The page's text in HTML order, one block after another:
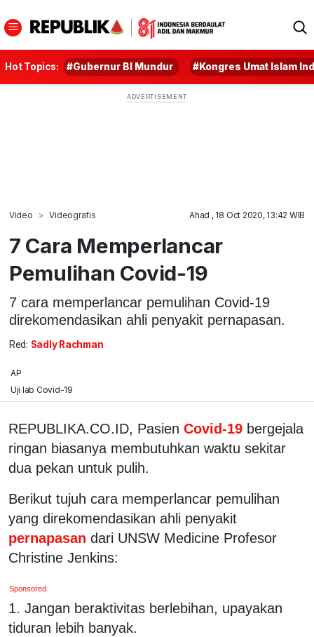
Hot Topics: #Gubernur BI Mundur #Kongres Umat Islam
Video Videografis Ahad , 18 Oct 2020, 13:42 WIB
7 Cara Memperlancar
Pemulihan Covid-19
7 cara memperlancar pemulihan Covid-19
direkomendasikan ahli penyakit pernapasan.
Red: Sadly Rachman
AP
Uji lab Covid-19
REPUBLIKA.CO.ID, Pasien Covid-19 bergejala
ringan biasanya membutuhkan waktu sekitar
dua pekan untuk pulih.
Berikut tujuh cara memperlancar pemulihan
yang direkomendasikan ahli penyakit
pernapasan dari UNSW Medicine Profesor
Christine Jenkins:
Sponsored
1. Jangan beraktivitas berlebihan, upayakan
tiduran lebih banyak.